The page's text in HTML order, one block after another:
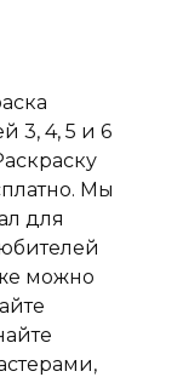
3, 4, 5 и 6
Мы
для
можно